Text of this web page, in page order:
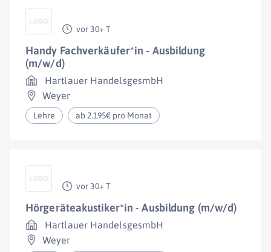
vor 30+ T
Handy Fachverkäufer*in - Ausbildung
(m/w/d)
Hartlauer HandelsgesmbH
Weyer
Lehre ab 2.195€ pro Monat
vor 30+ T
Hörgeräteakustiker*in - Ausbildung (m/w/d)
Hartlauer HandelsgesmbH
Weyer